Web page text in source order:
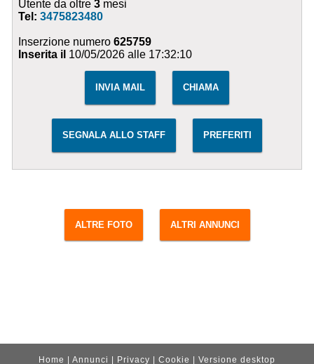
Utente da oltre3 mesi
Tel:3475823480
Inserzione numero625759
Inserita il 10/05/2026 alle 17:32:10
INVIA MAIL CHIAMA
SEGNALA ALLO STAFF PREFERITI
ALTRE FOTO ALTRI ANNUNCI
Home Annunci Privacy Cookie Versione desktop